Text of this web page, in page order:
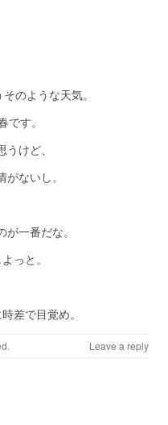
のような天気。
す。
けど、
ないし。
一番だな。
っと。
差で目覚め。
. Leave a reply